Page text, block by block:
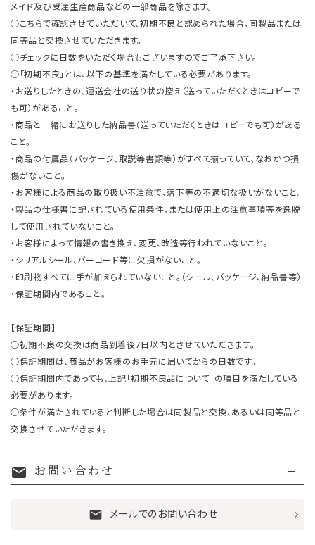
メイド及び受注生産商品などの一部商品を除きます。
○こちらで確認させていただいて、初期不良と認められた場合、同製品または
同等品と交換させていただきます。
○チェックに日数をいただく場合もございますのでご了承下さい。
○「初期不良」とは、以下の基準を満たしている必要があります。
・お送りしたときの、運送会社の送り状の控え（送っていただくときはコピーで
も可）があること。
・商品と一緒にお送りした納品書（送っていただくときはコピーでも可）がある
こと。
・商品の付属品（パッケージ、取説等書類等）がすべて揃っていて、なおかつ損
傷がないこと。
・お客様による商品の取り扱い不注意で、落下等の不適切な扱いがないこと。
・製品の仕様書に記されている使用条件、または使用上の注意事項等を逸脱
して使用されていないこと。
・お客様によって情報の書き換え、変更、改造等行われていないこと。
・シリアルシール、バーコード等に欠損がないこと。
・印刷物すべてに手が加えられていないこと。（シール、パッケージ、納品書等）
・保証期間内であること。
【保証期間】
○初期不良の交換は商品到着後7日以内とさせていただきます。
○保証期間は、商品がお客様のお手元に届いてからの日数です。
○保証期間内であっても、上記「初期不良品について」の項目を満たしている
必要があります。
○条件が満たされていると判断した場合は同製品と交換、あるいは同等品と
交換させていただきます。
mail お問い合わせ
mail メールでのお問い合わせ